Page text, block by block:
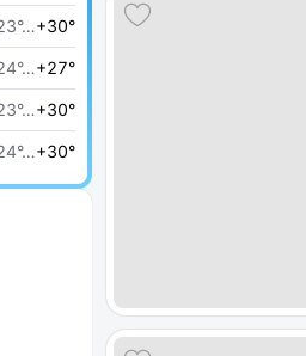
+30°
+27°
+30°
+30°